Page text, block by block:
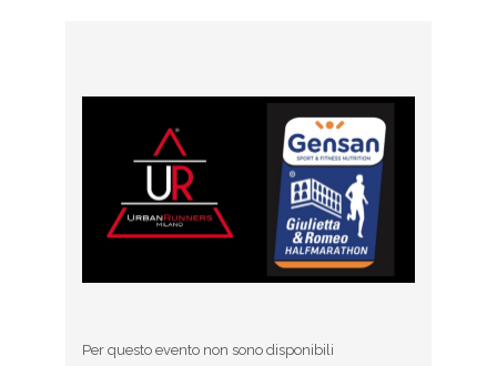
Per questo evento non sono disponibili